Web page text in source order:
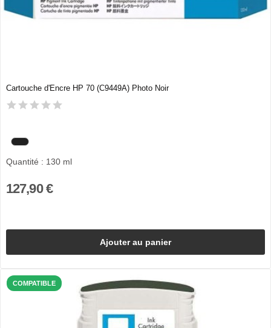
Cartouche d'Encre HP 70 (C9449A) Photo Noir
Quantité : 130 ml
127,90 €
Ajouter au panier
COMPATIBLE